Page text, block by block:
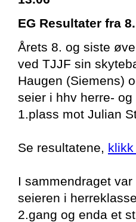
EG Resultater fra
Årets 8. og siste
ved TJJF sin
Haugen (Siemens)
seier i hhv herre-
1.plass mot Julian
Se resultatene, klikk
I sammendraget
seieren i
2.gang og enda et